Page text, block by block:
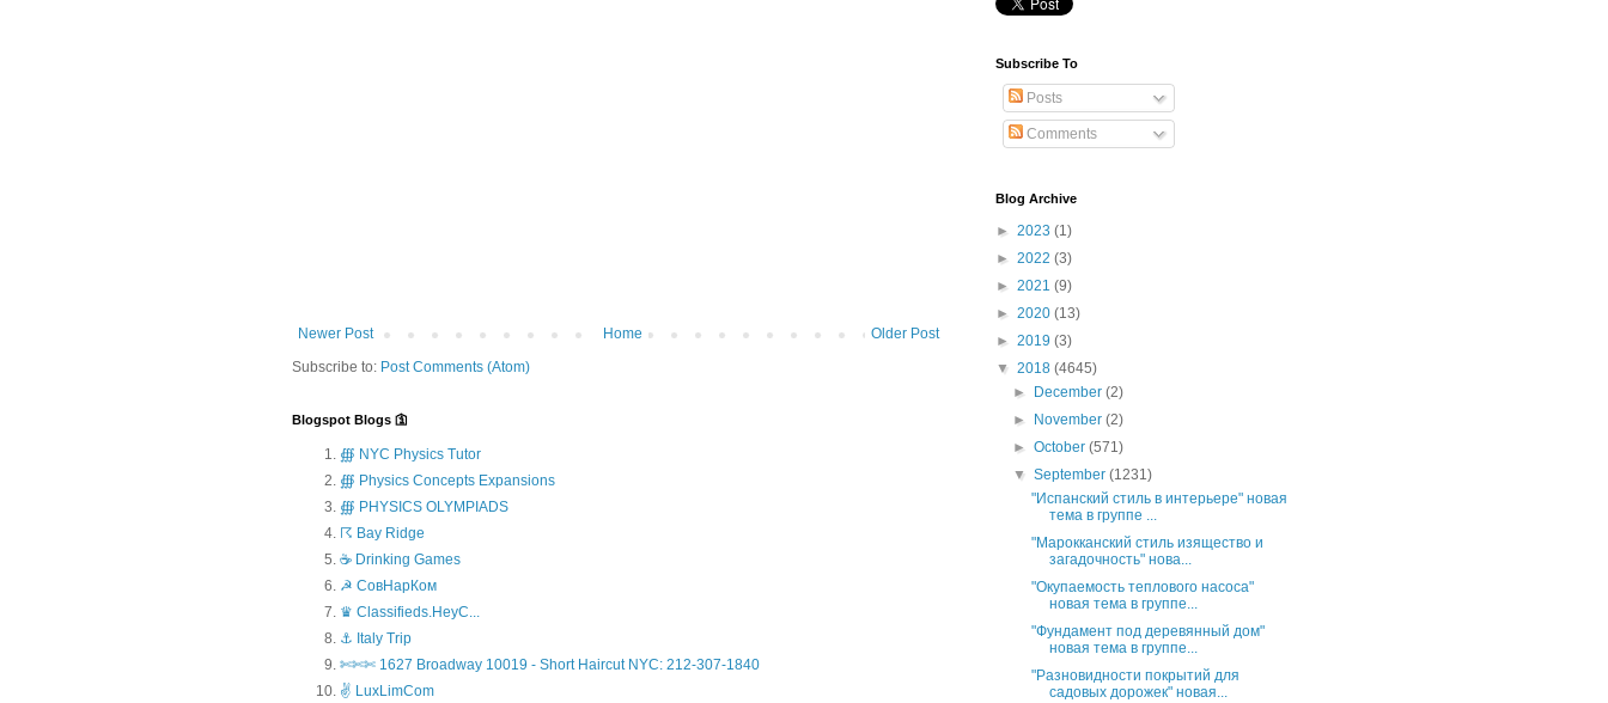
Newer Post Older Post
Home
Subscribe to: Post Comments (Atom)
Blogspot Blogs 🛐
∰ NYC Physics Tutor
∰ Physics Concepts Expansions
∰ PHYSICS OLYMPIADS
☈ Bay Ridge
☕ Drinking Games
☭ СовНарКом
♛ Classifieds.HeyC...
⚓ Italy Trip
✄✄✄ 1627 Broadway 10019 - Short Haircut NYC: 212-307-1840
✌ LuxLimCom
Subscribe To
Posts
Comments
Blog Archive
► 2023 (1)
► 2022 (3)
► 2021 (9)
► 2020 (13)
► 2019 (3)
▼ 2018 (4645)
►
December(2)
►
November(2)
►October(571)
▼September(1231)
"Испанский стиль в интерьере" новая
тема в группе ...
"Марокканский стиль изящество и
загадочность" нова...
"Окупаемость теплового насоса"
новая тема в группе...
"Фундамент под деревянный дом"
новая тема в группе...
"Разновидности покрытий для
садовых дорожек" новая...